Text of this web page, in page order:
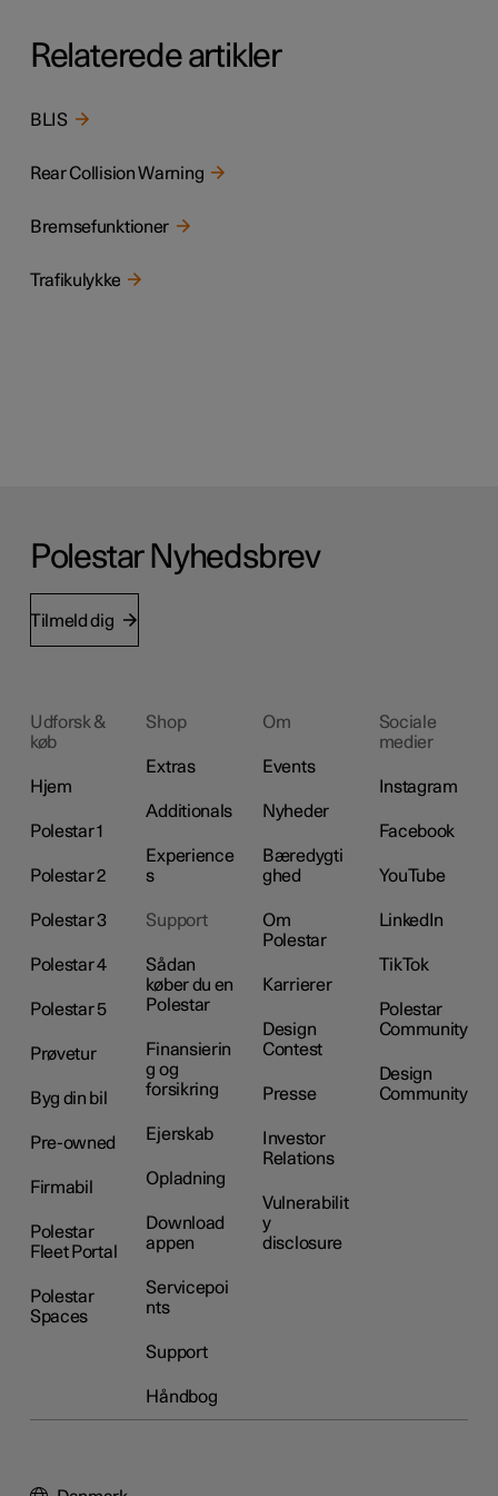
Relaterede artikler
BLIS
Rear Collision Warning
Bremsefunktioner
Trafikulykke
Polestar Nyhedsbrev
Tilmeld dig
Udforsk &
køb
Hjem
Polestar 1
Polestar 2
Polestar 3
Polestar 4
Polestar 5
Prøvetur
Byg din bil
Pre-owned
Firmabil
Polestar
Fleet Portal
Polestar
Spaces
Shop
Extras
Additionals
Experience
s
Support
Sådan
køber du en
Polestar
Finansierin
g og
forsikring
Ejerskab
Opladning
Download
appen
Servicepoi
nts
Support
Håndbog
Om
Events
Nyheder
Bæredygti
ghed
Om
Polestar
Karrierer
Design
Contest
Presse
Investor
Relations
Vulnerabilit
y
disclosure
Sociale
medier
Instagram
Facebook
YouTube
LinkedIn
TikTok
Polestar
Community
Design
Community